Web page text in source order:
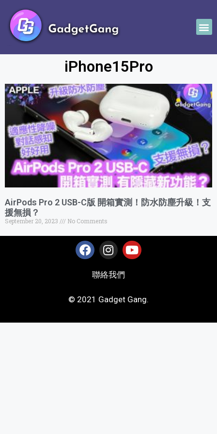
iPhone15Pro
AirPods Pro 2 USB-C版 開箱實測！防水防塵升級！支
援無損？
September 20, 2023 No Comments
聯絡我們
© 2021 Gadget Gang.